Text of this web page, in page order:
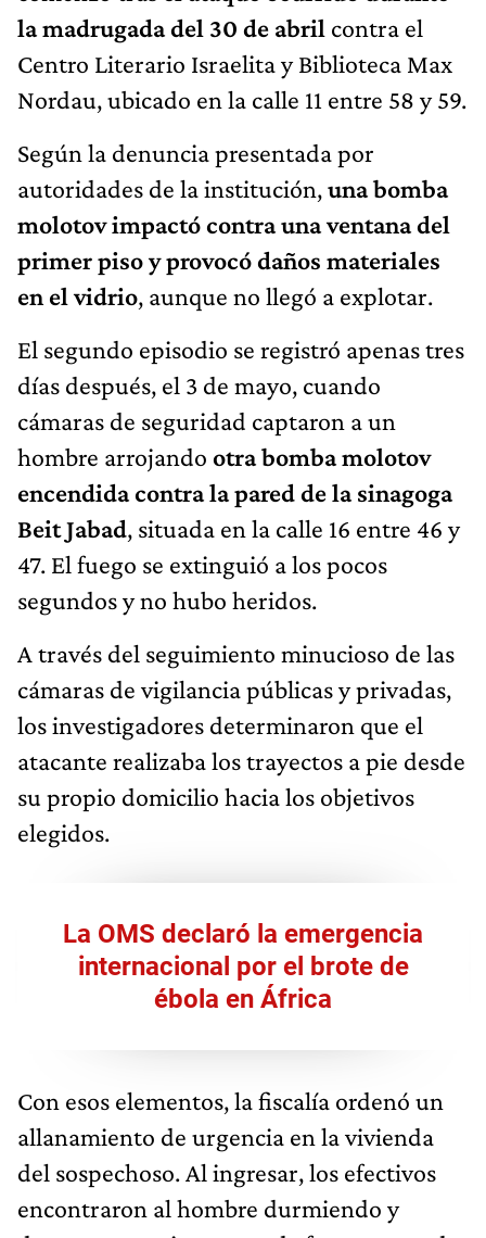
la madrugada del 30 de abril contra el
Centro Literario Israelita y Biblioteca Max
Nordau, ubicado en la calle 11 entre 58 y 59.
Según la denuncia presentada por
autoridades de la institución,una bomba
molotov impactó contra una ventana del
primer piso y provocó daños materiales
en el vidrio, aunque no llegó a explotar.
El segundo episodio se registró apenas tres
días después, el 3 de mayo, cuando
cámaras de seguridad captaron a un
hombre arrojando otra bomba molotov
encendida contra la pared de la sinagoga
Beit Jabad, situada en la calle 16 entre 46 y
47. El fuego se extinguió a los pocos
segundos y no hubo heridos.
A través del seguimiento minucioso de las
cámaras de vigilancia públicas y privadas,
los investigadores determinaron que el
atacante realizaba los trayectos a pie desde
su propio domicilio hacia los objetivos
elegidos.
La OMS declaró la emergencia
internacional por el brote de
ébola en África
Con esos elementos, la fiscalía ordenó un
allanamiento de urgencia en la vivienda
del sospechoso. Al ingresar, los efectivos
encontraron al hombre durmiendo y